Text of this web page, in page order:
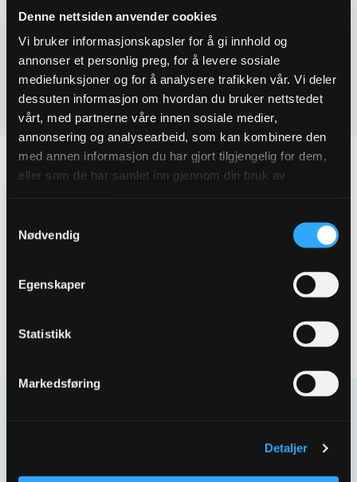
Denne nettsiden anvender cookies
Vi bruker informasjonskapsler for å gi innhold og
annonser et personlig preg, for å levere sosiale
mediefunksjoner og for å analysere trafikken vår. Vi deler
dessuten informasjon om hvordan du bruker nettstedet
vårt, med partnerne våre innen sosiale medier,
annonsering og analysearbeid, som kan kombinere den
med annen informasjon du har gjort tilgjengelig for dem,
eller som de har samlet inn gjennom din bruk av
Nødvendig
Egenskaper
Statistikk
Markedsføring
Detaljer
2015x2015x200mm
gangtrafikk
quantity
forespørsel på ett eller flere produkter.
Last ned datablad
Last ned FDV
Tekniske spesifikasjoner
Har spørsmål eller behov for hjelp så kontakt oss